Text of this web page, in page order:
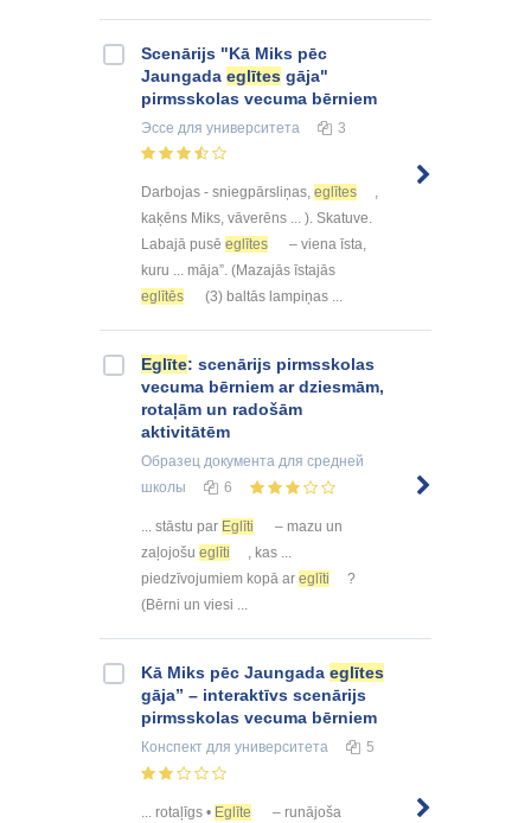
Scenārijs "Kā Miks pēc
Jaungada eglītes gāja"
pirmsskolas vecuma bērniem
Эссе для университета 3
Darbojas - sniegpārsliņas, eglītes
,
kaķēns Miks, vāverēns ... ). Skatuve.
Labajā pusē eglītes
– viena īsta,
kuru ... māja”. (Mazajās īstajās
eglītēs
(3) baltās lampiņas ...
Eglīte: scenārijs pirmsskolas
vecuma bērniem ar dziesmām,
rotaļām un radošām
aktivitātēm
Образец документа для средней
школы
6
... stāstu par Eglīti
– mazu un
zaļojošu eglīti
, kas ...
piedzīvojumiem kopā ar eglīti
?
(Bērni un viesi ...
Kā Miks pēc Jaungada eglītes
gāja” – interaktīvs scenārijs
pirmsskolas vecuma bērniem
Конспект для университета 5
... rotaļīgs • Eglīte
– runājoša